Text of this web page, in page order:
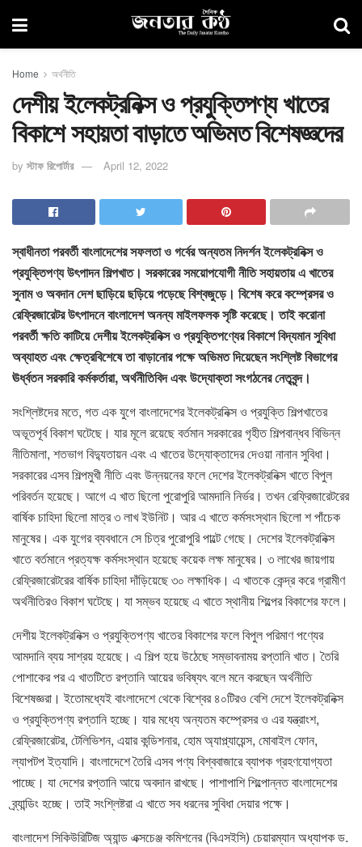
Home অর্থনীতি
দেশীয় ইলেকট্রনিক্স ও প্রযুক্তিপণ্য খাতের
বিকাশে সহায়তা বাড়াতে অভিমত বিশেষজ্ঞদের
by স্টাফ রিপোর্টার April 12, 2022
স্বাধীনতা পরবর্তী বাংলাদেশের সফলতা ও গর্বের অন্যতম নিদর্শন ইলেকট্রনিক্স ও
প্রযুক্তিপণ্য উৎপাদন শিল্পখাত। সরকারের সময়োপযোগী নীতি সহায়তায় এ খাতের
সুনাম ও অবদান দেশ ছাড়িয়ে ছড়িয়ে পড়েছে বিশ্বজুড়ে। বিশেষ করে কম্প্রেসর ও
রেফ্রিজারেটর উৎপাদনে বাংলাদেশ অনন্য মাইলফলক সৃষ্টি করেছে। তাই করোনা
পরবর্তী ক্ষতি কাটিয়ে দেশীয় ইলেকট্রনিক্স ও প্রযুক্তিপণ্যের বিকাশে বিদ্যমান সুবিধা
অব্যাহত এবং ক্ষেত্রবিশেষে তা বাড়ানোর পক্ষে অভিমত দিয়েছেন সংশ্লিষ্ট বিভাগের
ঊর্ধ্বতন সরকারি কর্মকর্তারা, অর্থনীতিবিদ এবং উদ্যোক্তা সংগঠনের নেতৃবৃন্দ।
সংশ্লিষ্টদের মতে, গত এক যুগে বাংলাদেশের ইলেকট্রনিক্স ও প্রযুক্তি শিল্পখাতের
অভূতপূর্ব বিকাশ ঘটেছে। যার মূলে রয়েছে বর্তমান সরকারের গৃহীত শিল্পবান্ধব বিভিন্ন
নীতিমালা, শতভাগ বিদ্যুতায়ন এবং এ খাতের উদ্যোক্তাদের দেওয়া নানান সুবিধা।
সরকারের এসব শিল্পমুখী নীতি এবং উন্নয়নের ফলে দেশের ইলেকট্রনিক্স খাতে বিপুল
পরিবর্তন হয়েছে। আগে এ খাত ছিলো পুরোপুরি আমদানি নির্ভর। তখন রেফ্রিজারেটরের
বার্ষিক চাহিদা ছিলো মাত্র ৩ লাখ ইউনিট। আর এ খাতে কর্মসংস্থান ছিলো শ পাঁচেক
মানুষের। এক যুগের ব্যবধানে সে চিত্র পুরোপুরি পাল্টে গেছে। দেশের ইলেকট্রনিক্স
খাতে বর্তমানে প্রত্যক্ষ কর্মসংস্থান হয়েছে কয়েক লক্ষ মানুষের। ৩ লাখের জায়গায়
রেফ্রিজারেটরের বার্ষিক চাহিদা দাঁড়িয়েছে ৩০ লক্ষাধিক। এ খাতকে কেন্দ্র করে গ্রামীণ
অর্থনীতিরও বিকাশ ঘটেছে। যা সম্ভব হয়েছে এ খাতে স্থানীয় শিল্পের বিকাশের ফলে।
দেশীয় ইলেকট্রনিক্স ও প্রযুক্তিপণ্য খাতের বিকাশের ফলে বিপুল পরিমাণ পণ্যের
আমদানি ব্যয় সাশ্রয় হয়েছে। এ শিল্প হয়ে উঠেছে সম্ভাবনাময় রপ্তানি খাত। তৈরি
পোশাকের পর এ খাতটিতে রপ্তানি আয়ের ভবিষ্যৎ বলে মনে করছেন অর্থনীতি
বিশেষজ্ঞরা। ইতোমধ্যেই বাংলাদেশে থেকে বিশ্বের ৪০টিরও বেশি দেশে ইলেকট্রনিক্স
ও প্রযুক্তিপণ্য রপ্তানি হচ্ছে। যার মধ্যে অন্যতম কম্প্রেসর ও এর যন্ত্রাংশ,
রেফ্রিজারেটর, টেলিভিশন, এয়ার কন্ডিশনার, হোম অ্যাপ্ল্যায়েন্স, মোবাইল ফোন,
ল্যাপটপ ইত্যাদি। বাংলাদেশে তৈরি এসব পণ্য বিশ্ববাজারে ব্যাপক গ্রহণযোগ্যতা
পাচ্ছে। যা দেশের রপ্তানি আয়ে অবদান রাখছে। পাশাপাশি শিল্পোন্নত বাংলাদেশের
ব্র্যান্ডিং হচ্ছে। তাই সংশ্লিষ্টরা এ খাতে সব ধরনের সুবিধা দেয়ার পক্ষে।
বাংলাদেশ সিকিউরিটিজ অ্যান্ড এক্সচেঞ্জ কমিশনের (বিএসইসি) চেয়ারম্যান অধ্যাপক ড.